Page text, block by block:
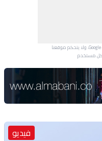
يتم عرض هذا الإعلان بواسطة إعلانات Google، ولا يتحكم موقعنا
مستخدم.
فيديو